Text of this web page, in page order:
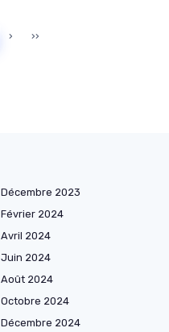
› ››
Décembre 2023
Février 2024
Avril 2024
Juin 2024
Août 2024
Octobre 2024
Décembre 2024